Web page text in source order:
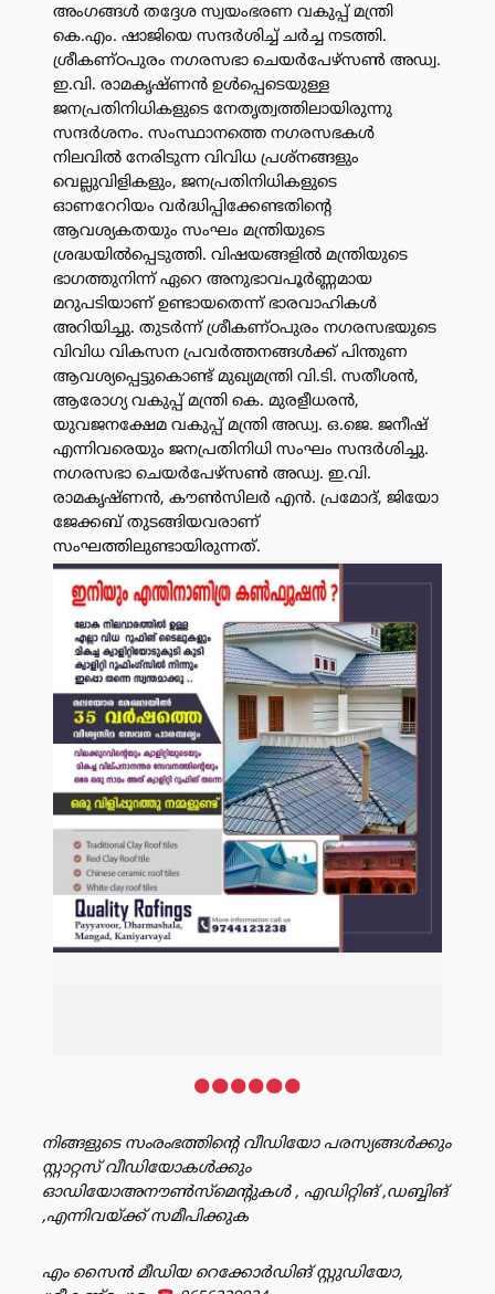
അംഗങ്ങൾ തദ്ദേശ സ്വയംഭരണ വകുപ്പ് മന്ത്രി
കെ.എം. ഷാജിയെ സന്ദർശിച്ച് ചർച്ച നടത്തി.
ശ്രീകണ്ഠപുരം നഗരസഭാ ചെയർപേഴ്സൺ അഡ്വ.
ഇ.വി. രാമകൃഷ്ണൻ ഉൾപ്പെടെയുള്ള
ജനപ്രതിനിധികളുടെ നേതൃത്വത്തിലായിരുന്നു
സന്ദർശനം. സംസ്ഥാനത്തെ നഗരസഭകൾ
നിലവിൽ നേരിടുന്ന വിവിധ പ്രശ്നങ്ങളും
വെല്ലുവിളികളും, ജനപ്രതിനിധികളുടെ
ഓണറേറിയം വർദ്ധിപ്പിക്കേണ്ടതിന്റെ
ആവശ്യകതയും സംഘം മന്ത്രിയുടെ
ശ്രദ്ധയിൽപ്പെടുത്തി. വിഷയങ്ങളിൽ മന്ത്രിയുടെ
ഭാഗത്തുനിന്ന് ഏറെ അനുഭാവപൂർണ്ണമായ
മറുപടിയാണ് ഉണ്ടായതെന്ന് ഭാരവാഹികൾ
അറിയിച്ചു. തുടർന്ന് ശ്രീകണ്ഠപുരം നഗരസഭയുടെ
വിവിധ വികസന പ്രവർത്തനങ്ങൾക്ക് പിന്തുണ
ആവശ്യപ്പെട്ടുകൊണ്ട് മുഖ്യമന്ത്രി വി.ടി. സതീശൻ,
ആരോഗ്യ വകുപ്പ് മന്ത്രി കെ. മുരളീധരൻ,
യുവജനക്ഷേമ വകുപ്പ് മന്ത്രി അഡ്വ. ഒ.ജെ. ജനീഷ്
എന്നിവരെയും ജനപ്രതിനിധി സംഘം സന്ദർശിച്ചു.
നഗരസഭാ ചെയർപേഴ്സൺ അഡ്വ. ഇ.വി.
രാമകൃഷ്ണൻ, കൗൺസിലർ എൻ. പ്രമോദ്, ജിയോ
ജേക്കബ് തുടങ്ങിയവരാണ്
സംഘത്തിലുണ്ടായിരുന്നത്.
പരസ്യം
നിങ്ങളുടെ സംരംഭത്തിൻ്റെ വീഡിയോ പരസ്യങ്ങൾക്കും
സ്റ്റാറ്റസ് വീഡിയോകൾക്കും
ഓഡിയോഅനൗൺസ്‌മെന്റുകൾ , എഡിറ്റിങ് ,ഡബ്ബിങ്
,എന്നിവയ്ക്ക് സമീപിക്കുക
എം സൈൻ മീഡിയ റെക്കോർഡിങ് സ്റ്റുഡിയോ,